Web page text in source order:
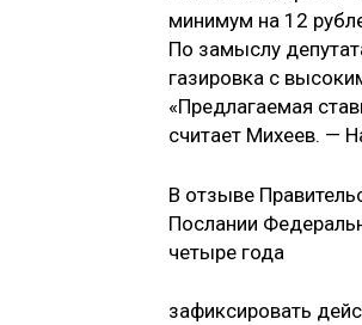
минимум на 12
По замыслу
газировка с
«Предлагаемая
считает Михеев. —
В отзыве
Послании
четыре года
зафиксировать